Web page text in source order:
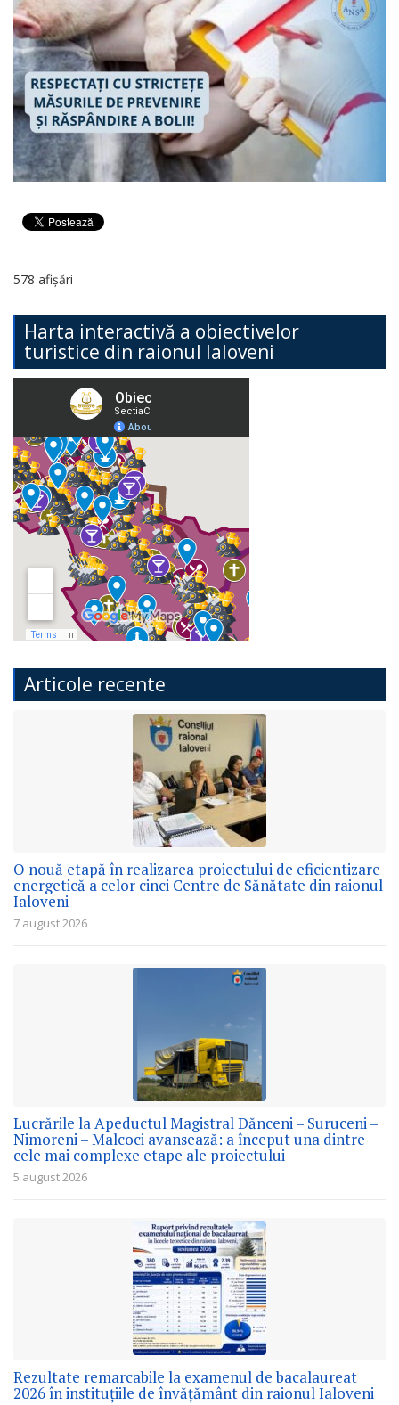
578 afișări
Harta interactivă a obiectivelor
turistice din raionul Ialoveni
Articole recente
O nouă etapă în realizarea proiectului de eficientizare
energetică a celor cinci Centre de Sănătate din raionul
Ialoveni
7 august 2026
Lucrările la Apeductul Magistral Dănceni – Suruceni –
Nimoreni – Malcoci avansează: a început una dintre
cele mai complexe etape ale proiectului
5 august 2026
Rezultate remarcabile la examenul de bacalaureat
2026 în instituțiile de învățământ din raionul Ialoveni